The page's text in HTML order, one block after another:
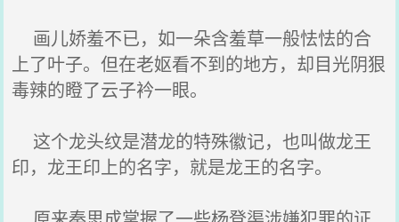
画儿娇羞不已，如一朵含羞草一般怯怯的合
上了叶子。但在老妪看不到的地方，却目光阴狠
毒辣的瞪了云子衿一眼。
这个龙头纹是潜龙的特殊徽记，也叫做龙王
印，龙王印上的名字，就是龙王的名字。